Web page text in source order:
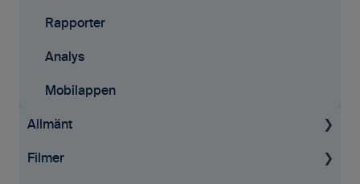
Resursplanering
Analys
Avtal
API
Rapporter
Analys
Mobilappen
Allmänt
Allmän information
Filmer